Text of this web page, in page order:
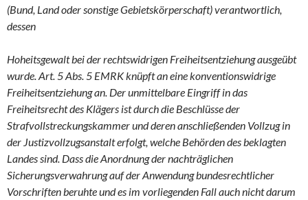
(Bund, Land oder sonstige Gebietskörperschaft) verantwortlich,
dessen
Hoheitsgewalt bei der rechtswidrigen Freiheitsentziehung ausgeübt
wurde. Art. 5 Abs. 5 EMRK knüpft an eine konventionswidrige
Freiheitsentziehung an. Der unmittelbare Eingriff in das
Freiheitsrecht des Klägers ist durch die Beschlüsse der
Strafvollstreckungskammer und deren anschließenden Vollzug in
der Justizvollzugsanstalt erfolgt, welche Behörden des beklagten
Landes sind. Dass die Anordnung der nachträglichen
Sicherungsverwahrung auf der Anwendung bundesrechtlicher
Vorschriften beruhte und es im vorliegenden Fall auch nicht darum